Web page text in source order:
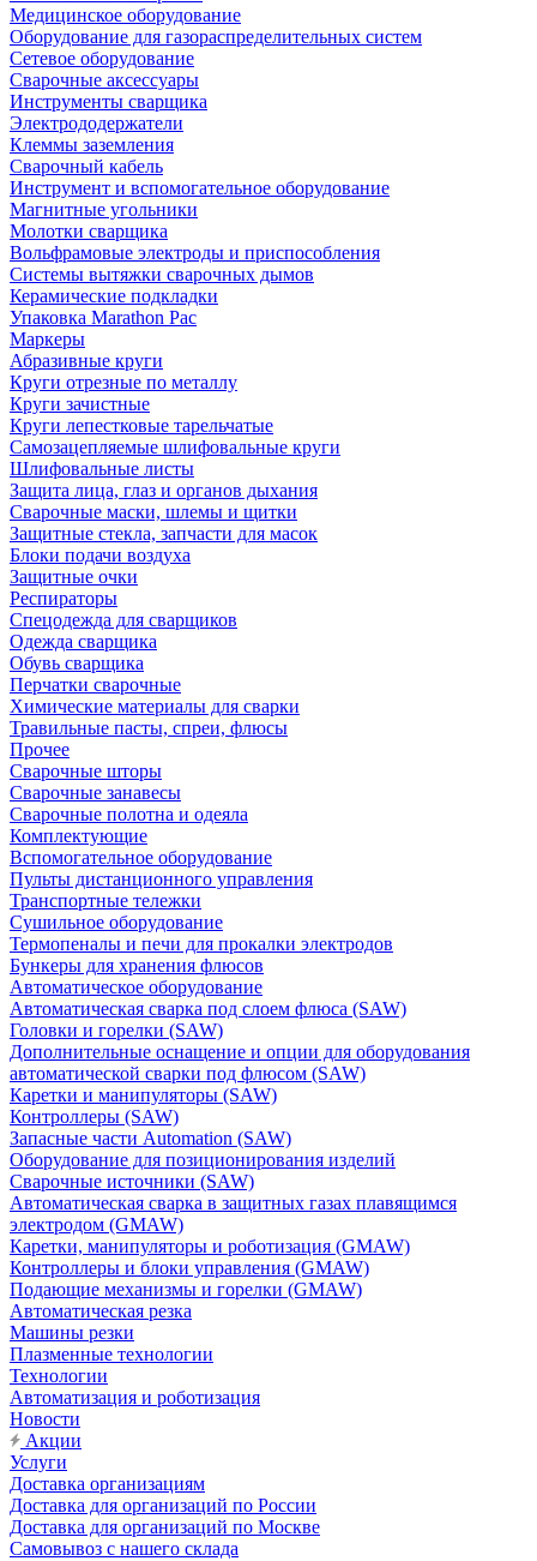
Медицинское оборудование
Оборудование для газораспределительных систем
Сетевое оборудование
Сварочные аксессуары
Инструменты сварщика
Электрододержатели
Клеммы заземления
Сварочный кабель
Инструмент и вспомогательное оборудование
Магнитные угольники
Молотки сварщика
Вольфрамовые электроды и приспособления
Системы вытяжки сварочных дымов
Керамические подкладки
Упаковка Marathon Pac
Маркеры
Абразивные круги
Круги отрезные по металлу
Круги зачистные
Круги лепестковые тарельчатые
Самозацепляемые шлифовальные круги
Шлифовальные листы
Защита лица, глаз и органов дыхания
Сварочные маски, шлемы и щитки
Защитные стекла, запчасти для масок
Блоки подачи воздуха
Защитные очки
Респираторы
Спецодежда для сварщиков
Одежда сварщика
Обувь сварщика
Перчатки сварочные
Химические материалы для сварки
Травильные пасты, спреи, флюсы
Прочее
Сварочные шторы
Сварочные занавесы
Сварочные полотна и одеяла
Комплектующие
Вспомогательное оборудование
Пульты дистанционного управления
Транспортные тележки
Сушильное оборудование
Термопеналы и печи для прокалки электродов
Бункеры для хранения флюсов
Автоматическое оборудование
Автоматическая сварка под слоем флюса (SAW)
Головки и горелки (SAW)
Дополнительные оснащение и опции для оборудования
автоматической сварки под флюсом (SAW)
Каретки и манипуляторы (SAW)
Контроллеры (SAW)
Запасные части Automation (SAW)
Оборудование для позиционирования изделий
Сварочные источники (SAW)
Автоматическая сварка в защитных газах плавящимся
электродом (GMAW)
Каретки, манипуляторы и роботизация (GMAW)
Контроллеры и блоки управления (GMAW)
Подающие механизмы и горелки (GMAW)
Автоматическая резка
Машины резки
Плазменные технологии
Технологии
Автоматизация и роботизация
Новости
Акции
Услуги
Доставка организациям
Доставка для организаций по России
Доставка для организаций по Москве
Самовывоз с нашего склада